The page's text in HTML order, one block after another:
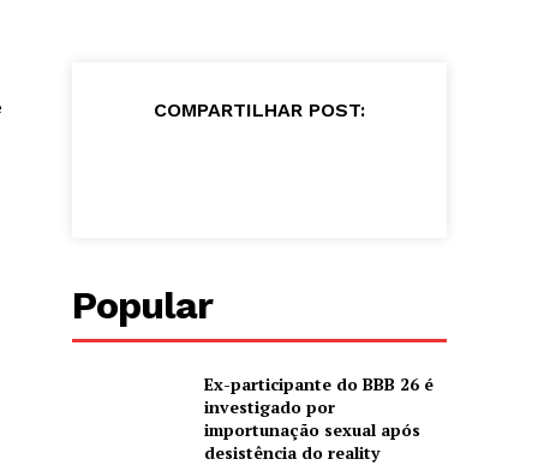
COMPARTILHAR POST:
Popular
Ex-participante do BBB 26 é
investigado por
importunação sexual após
desistência do reality